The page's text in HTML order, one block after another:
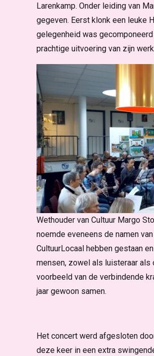
Larenkamp. Onder leiding van
gegeven. Eerst klonk een leuke
gelegenheid was
prachtige uitvoering van zijn
Wethouder van Cultuur Margo
noemde eveneens de namen
CultuurLocaal hebben gestaan
mensen, zowel als luisteraar
voorbeeld van de verbindende
jaar gewoon samen.
Het concert werd afgesloten
deze keer in een extra